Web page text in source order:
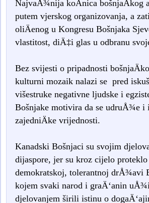
NajvaÅ¾nija koÄnica
putem vjerskog organizovanja, a
oliÄenog u Kongresu Bošnjaka
vlastitost, diÄ‡i glas u odbranu
Bez svijesti o pripadnosti
kulturni mozaik nalazi se pred
višestruke negativne ljudske i
Bošnjake motivira da se udruÅ¾e i
zajedniÄke vrijednosti.
Kanadski Bošnjaci su svojim
dijaspore, jer su kroz cijelo
demokratskoj, tolerantnoj drÅ¾avi
kojem svaki narod i graÄ‘anin
djelovanjem širili istinu o